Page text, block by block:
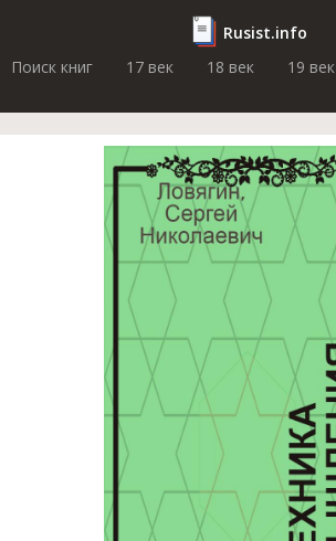
Rusist.info
Поиск книг
17 век 18 век 19 век